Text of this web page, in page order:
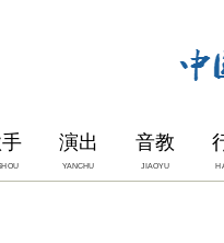
演出
YANCHU
音教
JIAOYU